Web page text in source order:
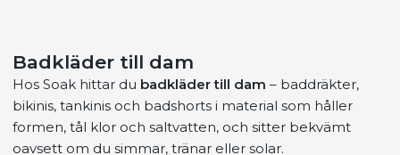
Badkläder till dam
Hos Soak hittar du badkläder till dam – baddräkter,
bikinis, tankinis och badshorts i material som håller
formen, tål klor och saltvatten, och sitter bekvämt
oavsett om du simmar, tränar eller solar.